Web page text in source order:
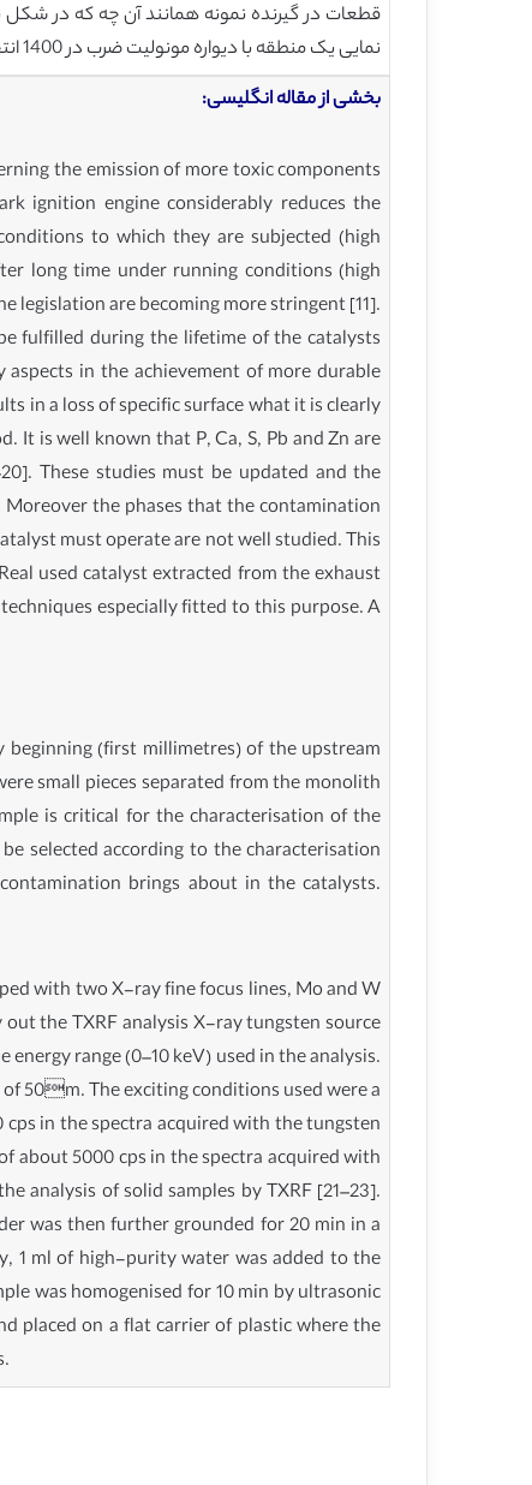
نمایی یک منطقه با دیواره مونولیت ضرب در 1400 انتخاب شد. اسکن خطی در کوردیریت شروع شده و سایر اکستریم های خطی در بخش خروجی دیواره مونولیت قرار داده شد.
بخشی از مقاله انگلیسی:
the emission of more toxic components
ignition engine considerably reduces the
to which they are subjected (high
long time under running conditions (high
legislation are becoming more stringent [11].
fulfilled during the lifetime of the catalysts
in the achievement of more durable
in a loss of specific surface what it is clearly
It is well known that P, Ca, S, Pb and Zn are
These studies must be updated and the
the phases that the contamination
must operate are not well studied. This
used catalyst extracted from the exhaust
especially fitted to this purpose. A
beginning (first millimetres) of the upstream
small pieces separated from the monolith
is critical for the characterisation of the
selected according to the characterisation
brings about in the catalysts.
with two X-ray fine focus lines, Mo and W
the TXRF analysis X-ray tungsten source
range (0–10 keV) used in the analysis.
50m. The exciting conditions used were a
in the spectra acquired with the tungsten
about 5000 cps in the spectra acquired with
analysis of solid samples by TXRF [21–23].
was then further grounded for 20 min in a
1 ml of high-purity water was added to the
was homogenised for 10 min by ultrasonic
placed on a flat carrier of plastic where the